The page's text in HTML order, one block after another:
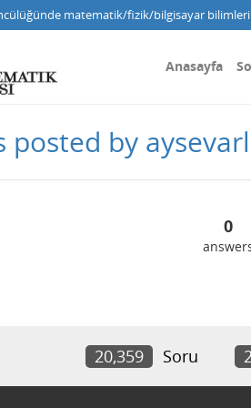
matematik/fizik/bilgisayar
Anasayfa
posted by
0
20,359 Soru